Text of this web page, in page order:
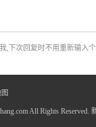
,下次回复时不用重新输入
All Rights Reserved.